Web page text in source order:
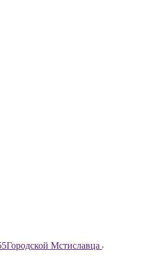
Городской Мстиславца